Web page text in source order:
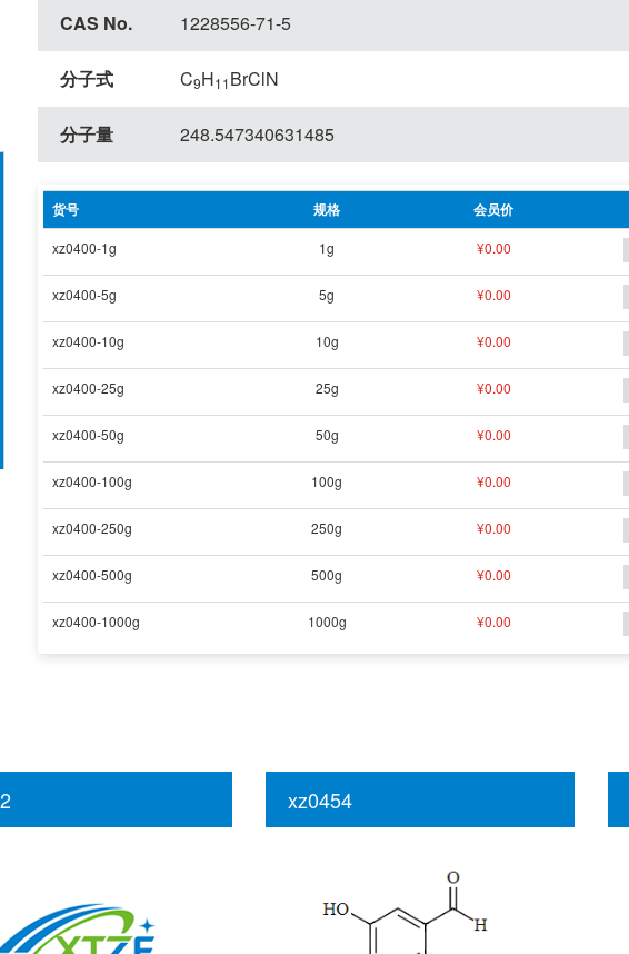
CAS No. 1228556-71-5
分子式 C9H11BrClN
分子量 248.547340631485
货号 规格 会员价
xz0400-1g 1g ¥0.00
xz0400-5g 5g ¥0.00
xz0400-10g 10g ¥0.00
xz0400-25g 25g ¥0.00
xz0400-50g 50g ¥0.00
xz0400-100g 100g ¥0.00
xz0400-250g 250g ¥0.00
xz0400-500g 500g ¥0.00
xz0400-1000g 1000g ¥0.00
xz0454